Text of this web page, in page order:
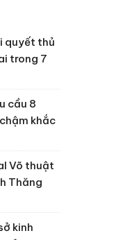
quyết thủ
trong 7
cầu 8
khắc
Võ thuật
Thăng
kinh